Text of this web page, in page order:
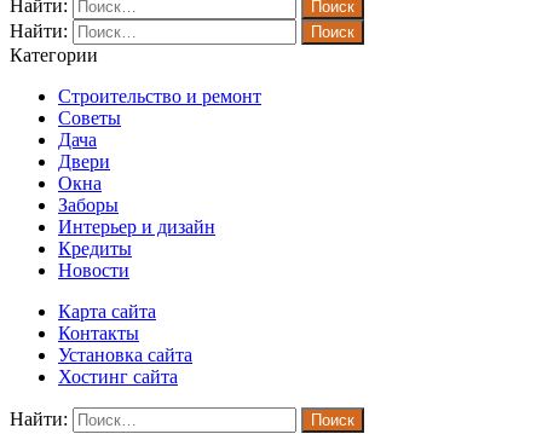
Найти:
Найти:
Категории
Строительство и ремонт
Советы
Дача
Двери
Окна
Заборы
Интерьер и дизайн
Кредиты
Новости
Карта сайта
Контакты
Установка сайта
Хостинг сайта
Найти: